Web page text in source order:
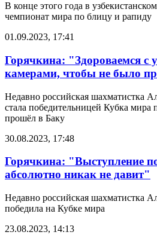
В конце этого года в
чемпионат мира по блицу и рапиду
01.09.2023, 17:41
Горячкина: "Здороваемся с
камерами, чтобы не было
Недавно российская шахматистка
стала победительницей Кубка мира
прошёл в Баку
30.08.2023, 17:48
Горячкина: "Выступление
абсолютно никак не давит"
Недавно российская шахматистка
победила на Кубке мира
23.08.2023, 14:13